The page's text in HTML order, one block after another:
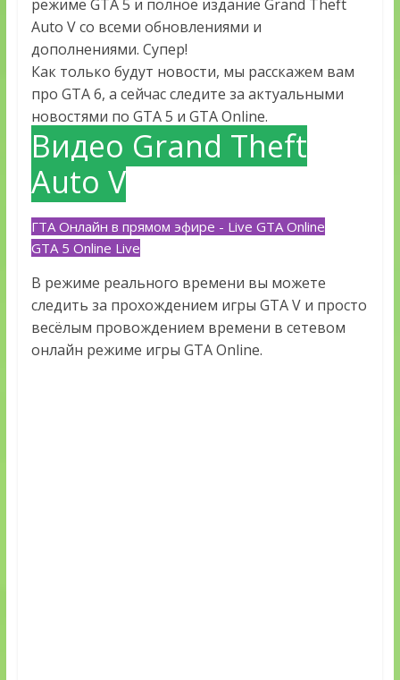
режиме GTA 5 и полное издание Grand Theft
Auto V со всеми обновлениями и
дополнениями. Супер!
Как только будут новости, мы расскажем вам
про GTA 6, а сейчас следите за актуальными
новостями по GTA 5 и GTA Online.
Видео Grand Theft
Auto V
ГТА Онлайн в прямом эфире - Live GTA Online
GTA 5 Online Live
В режиме реального времени вы можете
следить за прохождением игры GTA V и просто
весёлым провождением времени в сетевом
онлайн режиме игры GTA Online.